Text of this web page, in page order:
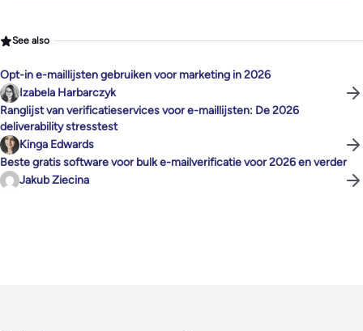
See also
Opt-in e-maillijsten gebruiken voor marketing in 2026
Izabela Harbarczyk
Ranglijst van verificatieservices voor e-maillijsten: De 2026
deliverability stresstest
Kinga Edwards
Beste gratis software voor bulk e-mailverificatie voor 2026 en verder
Jakub Ziecina